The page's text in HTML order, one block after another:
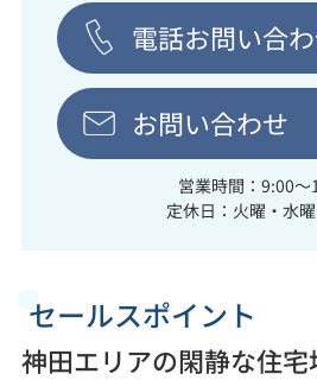
電話お問い合
お問い合わせ
営業時間：9:00～
定休日：火曜・水
セールスポイント
神田エリアの閑静な住